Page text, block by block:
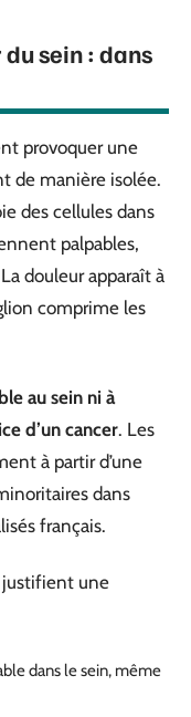
sein : dans
provoquer une
de manière isolée.
des cellules dans
palpables,
douleur apparaît à
comprime les
au sein ni à
d’un cancer. Les
à partir d’une
dans
français.
justifient une
dans le sein, même